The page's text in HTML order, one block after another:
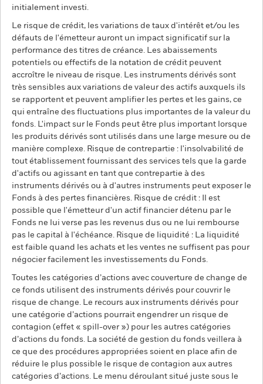
initialement investi.
Le risque de crédit, les variations de taux d'intérêt et/ou les
défauts de l'émetteur auront un impact significatif sur la
performance des titres de créance. Les abaissements
potentiels ou effectifs de la notation de crédit peuvent
accroître le niveau de risque. Les instruments dérivés sont
très sensibles aux variations de valeur des actifs auxquels ils
se rapportent et peuvent amplifier les pertes et les gains, ce
qui entraîne des fluctuations plus importantes de la valeur du
fonds. L'impact sur le Fonds peut être plus important lorsque
les produits dérivés sont utilisés dans une large mesure ou de
manière complexe. Risque de contrepartie : l'insolvabilité de
tout établissement fournissant des services tels que la garde
d'actifs ou agissant en tant que contrepartie à des
instruments dérivés ou à d'autres instruments peut exposer le
Fonds à des pertes financières. Risque de crédit : Il est
possible que l'émetteur d'un actif financier détenu par le
Fonds ne lui verse pas les revenus dus ou ne lui rembourse
pas le capital à l'échéance. Risque de liquidité : La liquidité
est faible quand les achats et les ventes ne suffisent pas pour
négocier facilement les investissements du Fonds.
Toutes les catégories d’actions avec couverture de change de
ce fonds utilisent des instruments dérivés pour couvrir le
risque de change. Le recours aux instruments dérivés pour
une catégorie d’actions pourrait engendrer un risque de
contagion (effet « spill-over ») pour les autres catégories
d’actions du fonds. La société de gestion du fonds veillera à
ce que des procédures appropriées soient en place afin de
réduire le plus possible le risque de contagion aux autres
catégories d’actions. Le menu déroulant situé juste sous le